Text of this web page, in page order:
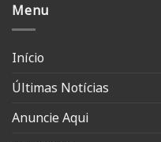
Menu
Início
Últimas Notícias
Anuncie Aqui